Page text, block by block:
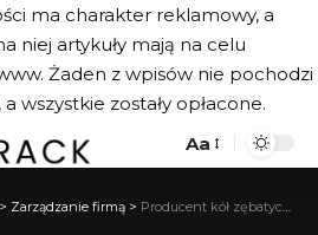
ma charakter reklamowy, a
niej artykuły mają na celu
Żaden z wpisów nie pochodzi
wszystkie zostały opłacone.
Aa
> Zarządzanie firmą > Producent kół zębatych – klucz do sukcesu przemysłowego